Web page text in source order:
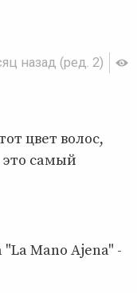
назад (ред. 2)
цвет волос,
самый
Mano Ajena" -